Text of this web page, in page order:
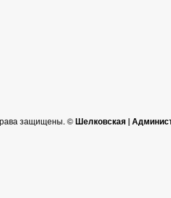
защищены. ©Шелковская |